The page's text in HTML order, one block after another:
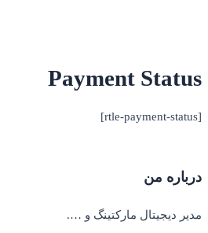
Payment Status
[rtle-payment-status]
درباره من
مدیر دیجیتال مارکتینگ و ….